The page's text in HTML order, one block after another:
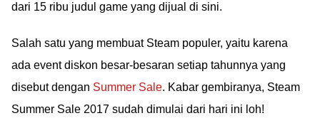
dari 15 ribu judul game yang dijual di sini.
Salah satu yang membuat Steam populer, yaitu karena
ada event diskon besar-besaran setiap tahunnya yang
disebut dengan Summer Sale. Kabar gembiranya, Steam
Summer Sale 2017 sudah dimulai dari hari ini loh!